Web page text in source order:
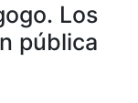
Los
pública